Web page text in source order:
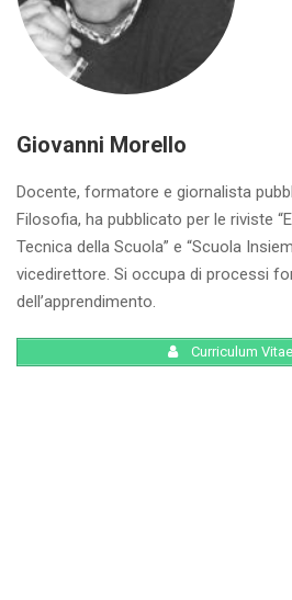
Giovanni Morello
Docente, formatore e giornalista
Filosofia, ha pubblicato per le riviste
Tecnica della Scuola” e “Scuola
vicedirettore. Si occupa di processi
dell’apprendimento.
Curriculum Vitae